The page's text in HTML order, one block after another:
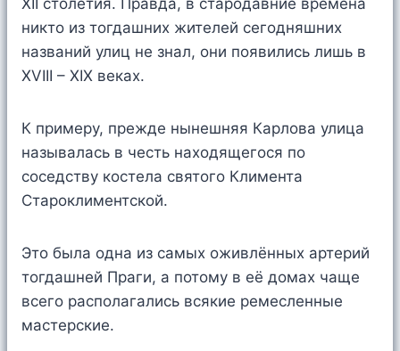
XII столетия. Правда, в стародавние времена
никто из тогдашних жителей сегодняшних
названий улиц не знал, они появились лишь в
XVIII – XIX веках.
К примеру, прежде нынешняя Карлова улица
называлась в честь находящегося по
соседству костела святого Климента
Староклиментской.
Это была одна из самых оживлённых артерий
тогдашней Праги, а потому в её домах чаще
всего располагались всякие ремесленные
мастерские.